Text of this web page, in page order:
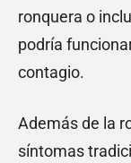
ronquera o
podría
contagio.
Además de la
síntomas